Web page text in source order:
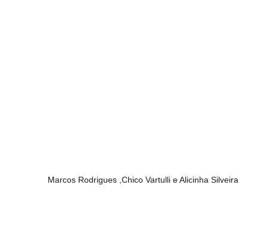
Marcos Rodrigues ,Chico Vartulli e Alicinha Silveira